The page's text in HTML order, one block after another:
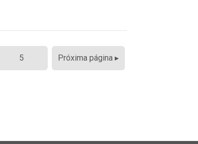
5 Próxima página ▸